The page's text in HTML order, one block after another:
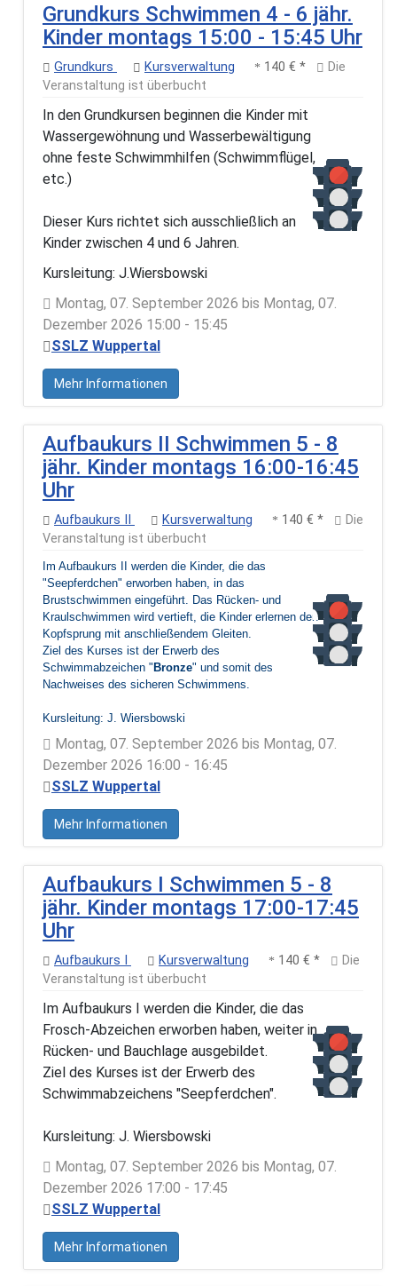
Grundkurs Schwimmen 4 - 6 jähr.
Kinder montags 15:00 - 15:45 Uhr
Grundkurs Kursverwaltung 140 € *
Die
Veranstaltung ist überbucht
In den Grundkursen beginnen die Kinder mit
Wassergewöhnung und Wasserbewältigung
ohne feste Schwimmhilfen (Schwimmflügel,
etc.)
Dieser Kurs richtet sich ausschließlich an
Kinder zwischen 4 und 6 Jahren.
Kursleitung: J.Wiersbowski
Montag, 07. September 2026 bis Montag, 07.
Dezember 2026 15:00 - 15:45
SSLZ Wuppertal
Mehr Informationen
Aufbaukurs II Schwimmen 5 - 8
jähr. Kinder montags 16:00-16:45
Uhr
Aufbaukurs II Kursverwaltung 140 € *
Die
Veranstaltung ist überbucht
Im Aufbaukurs II werden die Kinder, die das
"Seepferdchen" erworben haben, in das
Brustschwimmen eingeführt. Das Rücken- und
Kraulschwimmen wird vertieft, die Kinder erlernen den
Kopfsprung mit anschließendem Gleiten.
Ziel des Kurses ist der Erwerb des
Schwimmabzeichen "Bronze" und somit des
Nachweises des sicheren Schwimmens.
Kursleitung: J. Wiersbowski
Montag, 07. September 2026 bis Montag, 07.
Dezember 2026 16:00 - 16:45
SSLZ Wuppertal
Mehr Informationen
Aufbaukurs I Schwimmen 5 - 8
jähr. Kinder montags 17:00-17:45
Uhr
Aufbaukurs I Kursverwaltung 140 € *
Die
Veranstaltung ist überbucht
Im Aufbaukurs I werden die Kinder, die das
Frosch-Abzeichen erworben haben, weiter in
Rücken- und Bauchlage ausgebildet.
Ziel des Kurses ist der Erwerb des
Schwimmabzeichens "Seepferdchen".
Kursleitung: J. Wiersbowski
Montag, 07. September 2026 bis Montag, 07.
Dezember 2026 17:00 - 17:45
SSLZ Wuppertal
Mehr Informationen